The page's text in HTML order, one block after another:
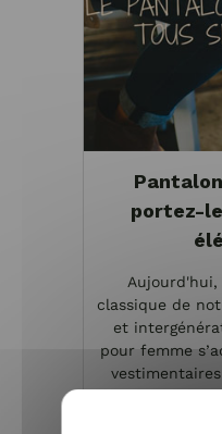
portez-
classique de
et
pour femme